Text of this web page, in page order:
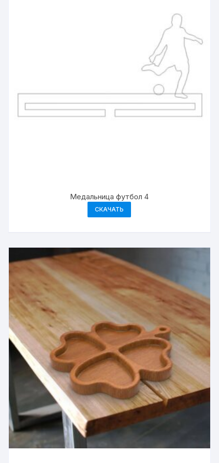
Медальница футбол 4
СКАЧАТЬ